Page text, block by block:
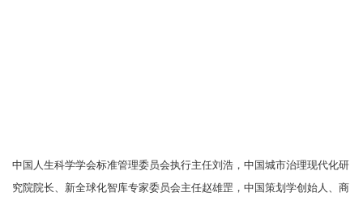
中国人生科学学会标准管理委员会执行主任刘浩，中国城市治理现代化研
究院院长、新全球化智库专家委员会主任赵雄罡，中国策划学创始人、商